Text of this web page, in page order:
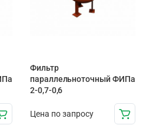
Фильтр
параллельноточный ФИПа
2-0,7-0,6
Цена по запросу